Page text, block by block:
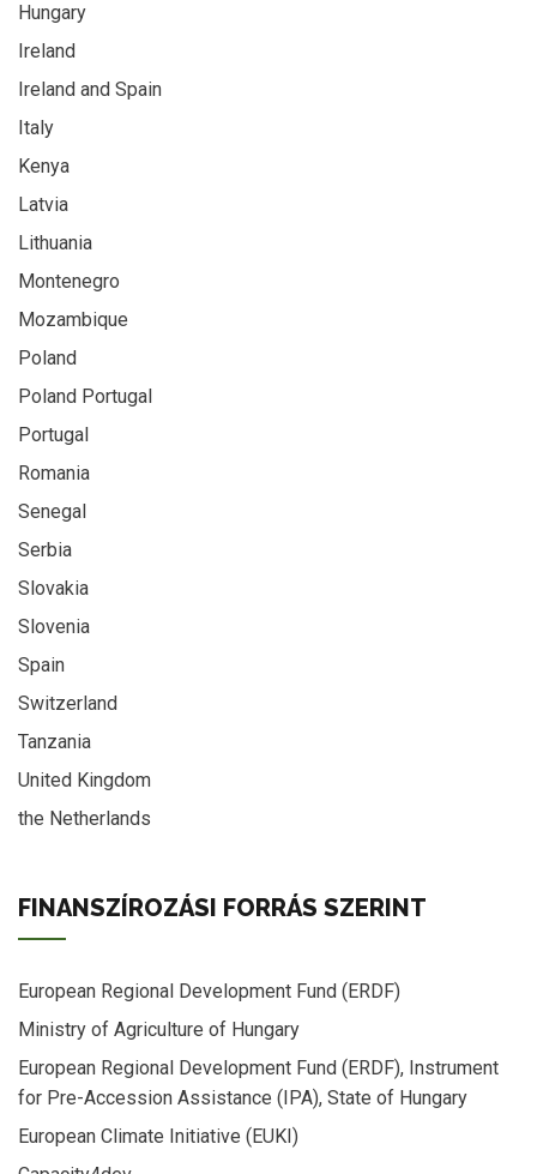
Hungary
Ireland
Ireland and Spain
Italy
Kenya
Latvia
Lithuania
Montenegro
Mozambique
Poland
Poland Portugal
Portugal
Romania
Senegal
Serbia
Slovakia
Slovenia
Spain
Switzerland
Tanzania
United Kingdom
the Netherlands
FINANSZÍROZÁSI FORRÁS SZERINT
European Regional Development Fund (ERDF)
Ministry of Agriculture of Hungary
European Regional Development Fund (ERDF), Instrument
for Pre-Accession Assistance (IPA), State of Hungary
European Climate Initiative (EUKI)